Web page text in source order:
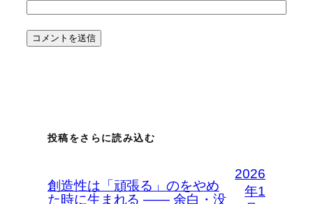
投稿をさらに読み込む
創造性は「頑張る」のをやめ
た時に生まれる —— 余白・没
2026
年1